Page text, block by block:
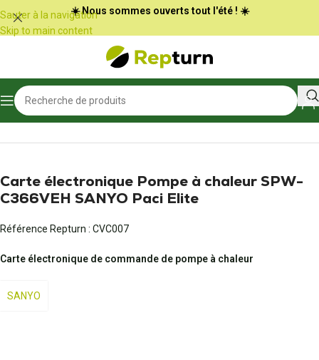
Panneau de gestion des cookies
Sauter à la navigation
Skip to main content
☀️ Nous sommes ouverts tout l'été ! ☀️
Accueil PAC et climatiseurs
Carte électronique Pompe à chaleur SPW-
C366VEH SANYO Paci Elite
Référence Repturn : CVC007
Carte électronique de commande de pompe à chaleur
SANYO